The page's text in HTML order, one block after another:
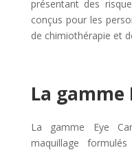
présentant des
conçus pour les
de chimiothérapie et
La gamme
La gamme Eye
maquillage